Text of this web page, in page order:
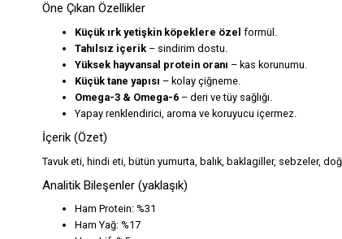
Öne Çıkan Özellikler
Küçük ırk yetişkin köpeklere özel formül.
Tahılsız içerik – sindirim dostu.
Yüksek hayvansal protein oranı – kas korunumu.
Küçük tane yapısı – kolay çiğneme.
Omega-3 & Omega-6 – deri ve tüy sağlığı.
Yapay renklendirici, aroma ve koruyucu içermez.
İçerik (Özet)
Tavuk eti, hindi eti, bütün yumurta, balık, baklagiller, sebzeler,
Analitik Bileşenler (yaklaşık)
Ham Protein: %31
Ham Yağ: %17